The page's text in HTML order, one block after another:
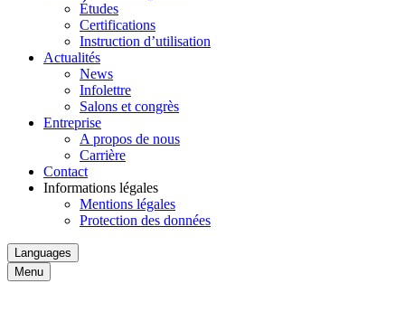
Études
Certifications
Instruction d’utilisation
Actualités
News
Infolettre
Salons et congrès
Entreprise
A propos de nous
Carrière
Contact
Informations légales
Mentions légales
Protection des données
Languages
Menu